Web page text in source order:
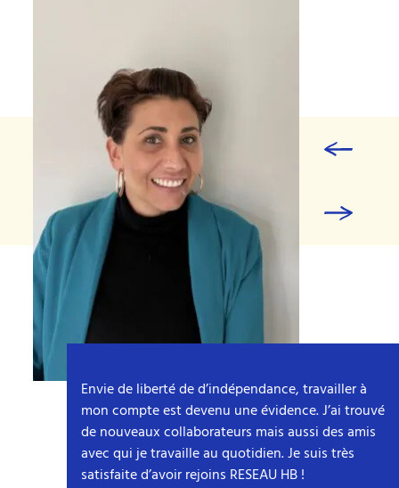
Envie de liberté de d’indépendance, travailler à
mon compte est devenu une évidence. J’ai trouvé
de nouveaux collaborateurs mais aussi des amis
avec qui je travaille au quotidien. Je suis très
satisfaite d’avoir rejoins RESEAU HB !